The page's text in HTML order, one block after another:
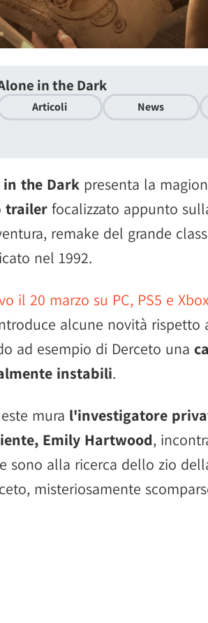
in the Dark
Articoli News
in the Dark presenta la
trailer focalizzato appunto
remake del grande
nel 1992.
il 20 marzo su PC, PS5 e
alcune novità rispetto
ad esempio di Derceto una
instabili.
mura l'investigatore
Emily Hartwood,
sono alla ricerca dello zio
misteriosamente